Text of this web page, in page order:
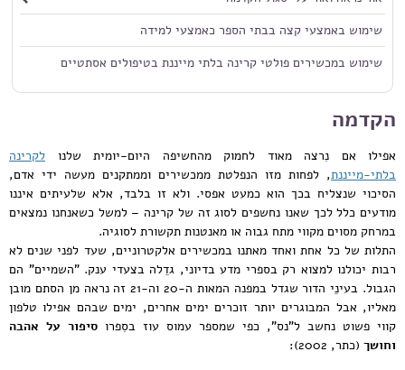
שימוש באמצעי קצה בבתי הספר כאמצעי למידה
שימוש במכשירים פולטי קרינה בלתי מייננת בטיפולים אסתטיים
הקדמה
אפילו אם נִרצה מאוד לחמוק מהחשיפה היום-יומית שלנו לקרינה
בלתי-מייננת, לפחות מזו הנפלטת ממכשירים וממתקנים מעשה ידי אדם,
הסיכוי שנצליח בכך הוא כמעט אפסי. ולא זו בלבד, אלא שלעיתים איננו
מודעים כלל לכך שאנו נחשפים לסוג זה של קרינה – למשל כשאנחנו נמצאים
במרחק מסוים מקווי מתח גבוה או מאנטנות תקשורת לסוגיה.
התלות של כל אחת ואחד מאתנו במכשירים אלקטרוניים, שעד לפני שנים לא
רבות יכולנו למצוא רק בספרי מדע בדיוני, גדֵלה בצעדי ענק. "השמיים" הם
הגבול. בעינֵי הדור שגדל במפנה המאות ה-20 וה-21 זה נראה מן הסתם מובן
מאליו, אבל המבוגרים יותר זוכרים ימים אחרים, ימים שבהם אפילו טלפון
קווי פשוט נחשב ל"נס", כפי שמספר עמוס עוז בסִפרו סיפור על אהבה
וחושך (כתר, 2002):